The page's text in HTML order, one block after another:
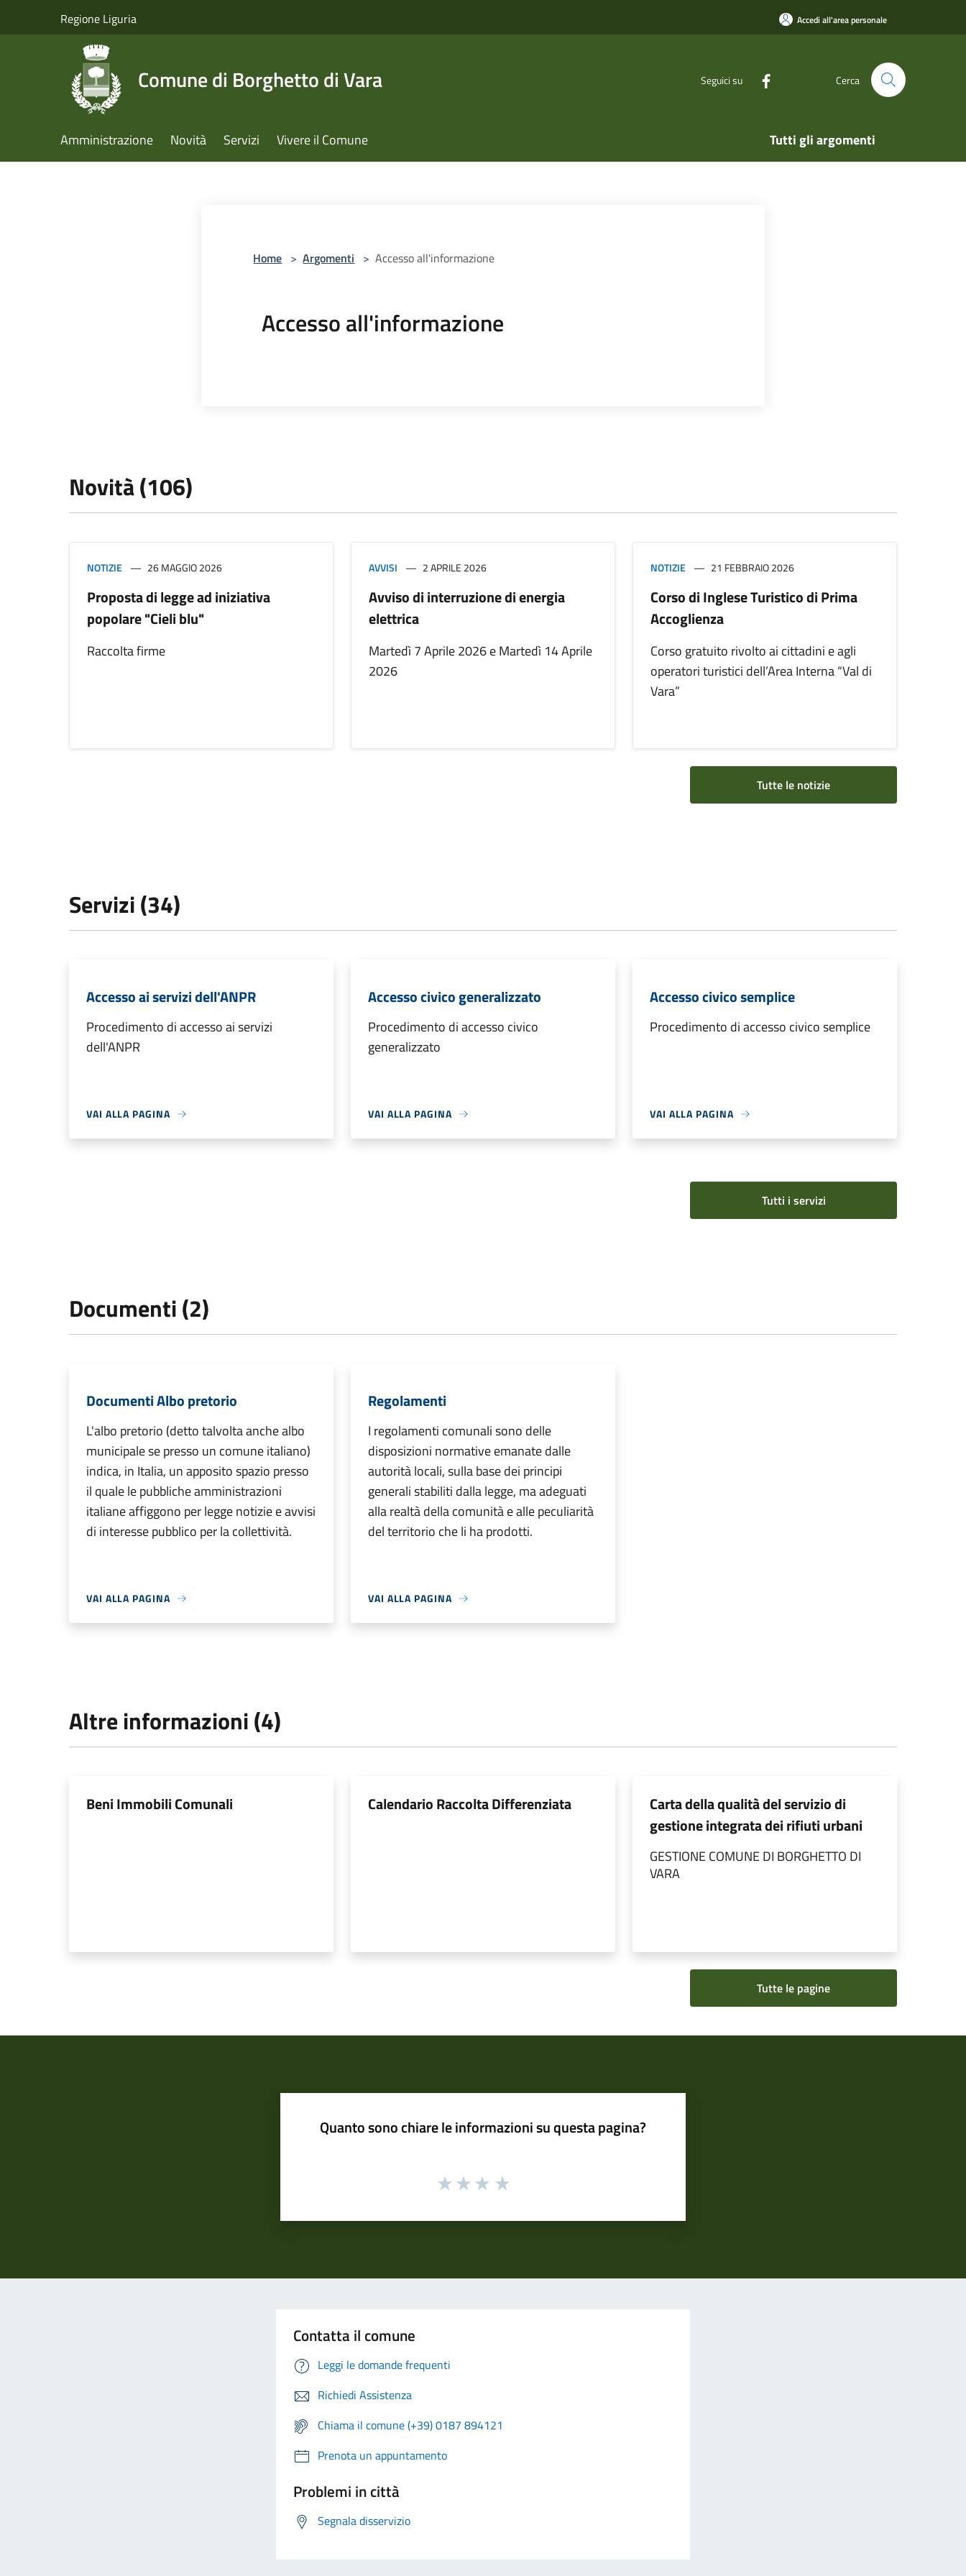
Regione Liguria Accedi all'area personale
Comune di Borghetto di Vara Seguici su Cerca
Amministrazione Novità Servizi Vivere il Comune Tutti gli argomenti
Home > Argomenti > Accesso all'informazione
Accesso all'informazione
Novità (106)
NOTIZIE 26 MAGGIO 2026
Proposta di legge ad iniziativa
popolare "Cieli blu"
Raccolta firme
AVVISI 2 APRILE 2026
Avviso di interruzione di energia
elettrica
Martedì 7 Aprile 2026 e Martedì 14 Aprile
2026
NOTIZIE 21 FEBBRAIO 2026
Corso di Inglese Turistico di Prima
Accoglienza
Corso gratuito rivolto ai cittadini e agli
operatori turistici dell’Area Interna “Val di
Vara”
Tutte le notizie
Servizi (34)
Accesso ai servizi dell'ANPR
Procedimento di accesso ai servizi
dell'ANPR
VAI ALLA PAGINA
Accesso civico generalizzato
Procedimento di accesso civico
generalizzato
VAI ALLA PAGINA
Accesso civico semplice
Procedimento di accesso civico semplice
VAI ALLA PAGINA
Tutti i servizi
Documenti (2)
Documenti Albo pretorio
L'albo pretorio (detto talvolta anche albo
municipale se presso un comune italiano)
indica, in Italia, un apposito spazio presso
il quale le pubbliche amministrazioni
italiane affiggono per legge notizie e avvisi
di interesse pubblico per la collettività.
VAI ALLA PAGINA
Regolamenti
I regolamenti comunali sono delle
disposizioni normative emanate dalle
autorità locali, sulla base dei principi
generali stabiliti dalla legge, ma adeguati
alla realtà della comunità e alle peculiarità
del territorio che li ha prodotti.
VAI ALLA PAGINA
Altre informazioni (4)
Beni Immobili Comunali Calendario Raccolta Differenziata
Carta della qualità del servizio di
gestione integrata dei rifiuti urbani
GESTIONE COMUNE DI BORGHETTO DI
VARA
Tutte le pagine
Quanto sono chiare le informazioni su questa pagina?
Contatta il comune
Leggi le domande frequenti
Richiedi Assistenza
Chiama il comune (+39) 0187 894121
Prenota un appuntamento
Problemi in città
Segnala disservizio